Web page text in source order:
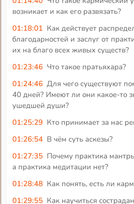
возникает и как его развязать?
01:18:01 Как действует
благодарностей и заслуг от
их на благо всех живых существ?
01:23:46 Что такое пратьяхара?
01:24:46 Для чего существуют
40 дней? Имеют ли они какое-то
ушедшей души?
01:25:29 Кто принимает за нас
01:26:54 В чём суть аскезы?
01:27:35 Почему практика
а практика медитации нет?
01:28:48 Как понять, есть ли
01:29:55 Как научиться